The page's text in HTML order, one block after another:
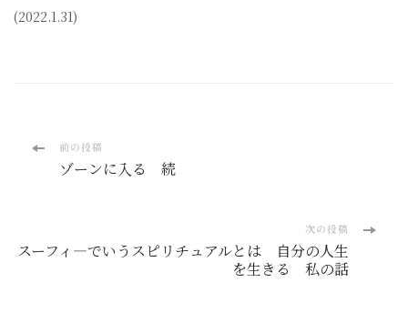
(2022.1.31)
投
ナ
前の投稿
ゾーンに入る 続
次の投稿
スーフィ―でいうスピリチュアルとは 自分の人生
を生きる 私の話